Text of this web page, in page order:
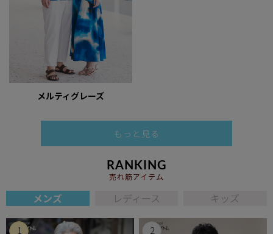
メルティグレーズ
もっと見る
RANKING
売れ筋アイテム
メンズ レディース キッズ